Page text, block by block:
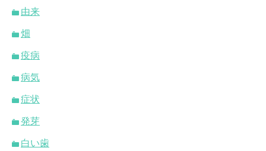
由来
畑
疫病
病気
症状
発芽
白い歯